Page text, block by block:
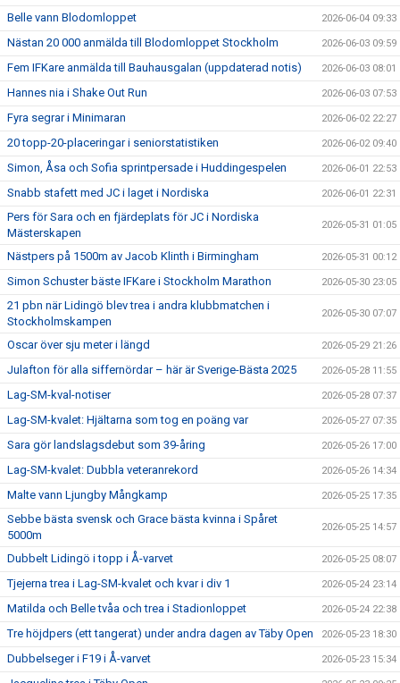
Belle vann Blodomloppet 2026-06-04 09:33
Nästan 20 000 anmälda till Blodomloppet Stockholm 2026-06-03 09:59
Fem IFKare anmälda till Bauhausgalan (uppdaterad notis) 2026-06-03 08:01
Hannes nia i Shake Out Run 2026-06-03 07:53
Fyra segrar i Minimaran 2026-06-02 22:27
20 topp-20-placeringar i seniorstatistiken 2026-06-02 09:40
Simon, Åsa och Sofia sprintpersade i Huddingespelen 2026-06-01 22:53
Snabb stafett med JC i laget i Nordiska 2026-06-01 22:31
Pers för Sara och en fjärdeplats för JC i Nordiska
Mästerskapen
2026-05-31 01:05
Nästpers på 1500m av Jacob Klinth i Birmingham 2026-05-31 00:12
Simon Schuster bäste IFKare i Stockholm Marathon 2026-05-30 23:05
21 pbn när Lidingö blev trea i andra klubbmatchen i
Stockholmskampen
2026-05-30 07:07
Oscar över sju meter i längd 2026-05-29 21:26
Julafton för alla siffernördar – här är Sverige-Bästa 2025 2026-05-28 11:55
Lag-SM-kval-notiser 2026-05-28 07:37
Lag-SM-kvalet: Hjältarna som tog en poäng var 2026-05-27 07:35
Sara gör landslagsdebut som 39-åring 2026-05-26 17:00
Lag-SM-kvalet: Dubbla veteranrekord 2026-05-26 14:34
Malte vann Ljungby Mångkamp 2026-05-25 17:35
Sebbe bästa svensk och Grace bästa kvinna i Spåret
5000m
2026-05-25 14:57
Dubbelt Lidingö i topp i Å-varvet 2026-05-25 08:07
Tjejerna trea i Lag-SM-kvalet och kvar i div 1 2026-05-24 23:14
Matilda och Belle tvåa och trea i Stadionloppet 2026-05-24 22:38
Tre höjdpers (ett tangerat) under andra dagen av Täby Open 2026-05-23 18:30
Dubbelseger i F19 i Å-varvet 2026-05-23 15:34